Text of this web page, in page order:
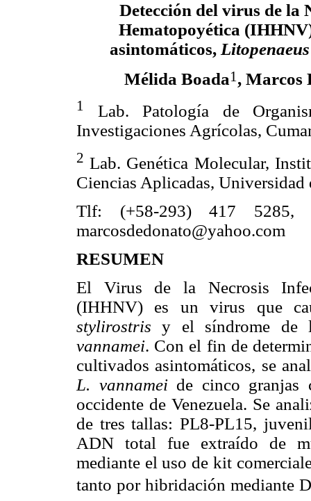
Detección del virus de la
Hematopoyética
asintomáticos,
Mélida Boada1 , Marcos
1
Lab. Patología de
Investigaciones Agrícolas,
2 Lab. Genética Molecular,
Ciencias Aplicadas, Universidad
Tlf: (+58-293) 417 5285,
marcosdedonato@yahoo.com
RESUMEN
El Virus de la Necrosis
(IHHNV) es un virus que
stylirostris y el síndrome de
vannamei. Con el fin de
cultivados asintomáticos, se
L. vannamei de cinco granjas
occidente de Venezuela. Se
de tres tallas: PL8-PL15,
ADN total fue extraído de
mediante el uso de kit
tanto por hibridación mediante